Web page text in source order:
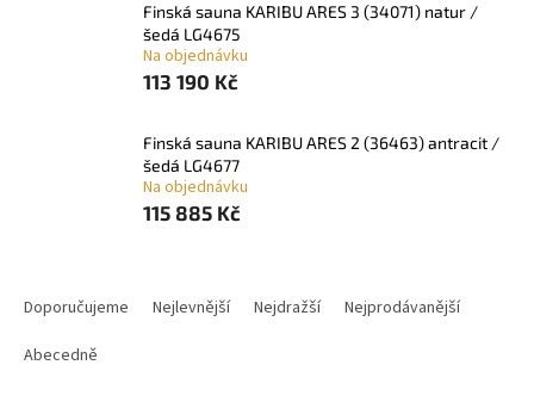
finská sauna KARIBU ARES 3 (34071) natur /
šedá LG4675
Na objednávku
113 190 Kč
finská sauna KARIBU ARES 2 (36463) antracit /
šedá LG4677
Na objednávku
115 885 Kč
Doporučujeme Nejlevnější Nejdražší
Nejprodávanější
Abecedně